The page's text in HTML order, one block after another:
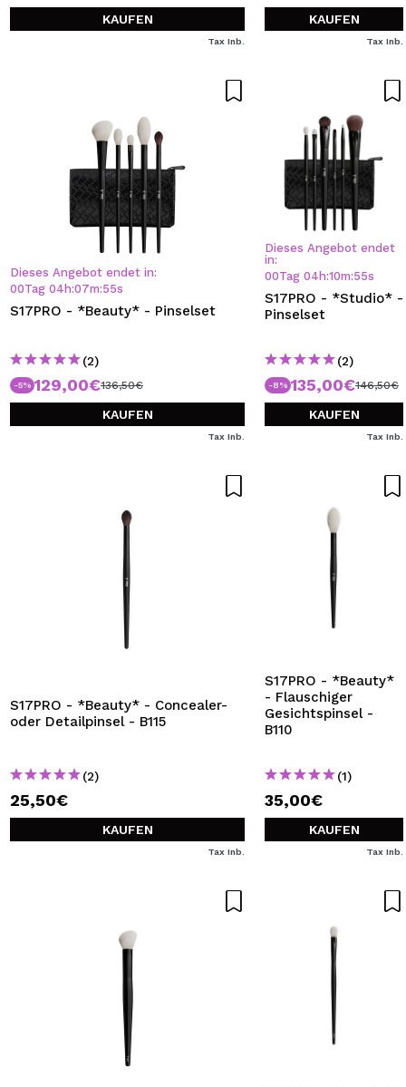
KAUFEN
Tax Inb.
KAUFEN
Tax Inb.
Dieses Angebot endet in:
00Tag 04 h:07m:55s
S17PRO - *Beauty* - Pinselset
(2)
-5% 129,00€136,50€
KAUFEN
Tax Inb.
Dieses Angebot endet
in:
00Tag 04 h:10m:55s
S17PRO - *Studio* -
Pinselset
(2)
-8% 135,00€146,50€
KAUFEN
Tax Inb.
S17PRO - *Beauty* - Concealer-
oder Detailpinsel - B115
(2)
25,50€
KAUFEN
Tax Inb.
S17PRO - *Beauty*
- Flauschiger
Gesichtspinsel -
B110
(1)
35,00€
KAUFEN
Tax Inb.